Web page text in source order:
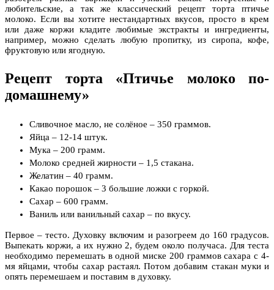
любительские, а так же классический рецепт торта птичье
молоко. Если вы хотите нестандартных вкусов, просто в крем
или даже коржи кладите любимые экстракты и ингредиенты,
например, можно сделать любую пропитку, из сиропа, кофе,
фруктовую или ягодную.
Рецепт торта «Птичье молоко по-
домашнему»
Сливочное масло, не солёное – 350 граммов.
Яйца – 12-14 штук.
Мука – 200 грамм.
Молоко средней жирности – 1,5 стакана.
Желатин – 40 грамм.
Какао порошок – 3 большие ложки с горкой.
Сахар – 600 грамм.
Ваниль или ванильный сахар – по вкусу.
Первое – тесто. Духовку включим и разогреем до 160 градусов.
Выпекать коржи, а их нужно 2, будем около получаса. Для теста
необходимо перемешать в одной миске 200 граммов сахара с 4-
мя яйцами, чтобы сахар растаял. Потом добавим стакан муки и
опять перемешаем и поставим в духовку.